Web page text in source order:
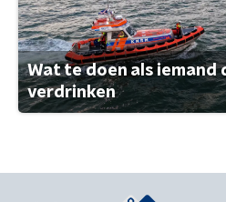
Wat te doen als iemand
verdrinken